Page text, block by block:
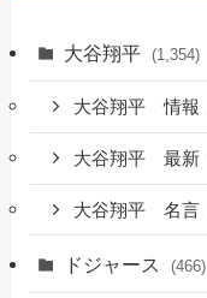
大谷翔平 (1,354)
大谷翔平 情報
大谷翔平 最新
大谷翔平 名言
ドジャース (466)